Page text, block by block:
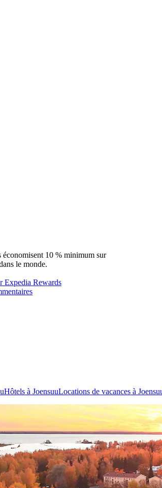
économisent 10 % minimum sur
le monde.
Expedia Rewards
Hôtels à JoensuuLocations de vacances à